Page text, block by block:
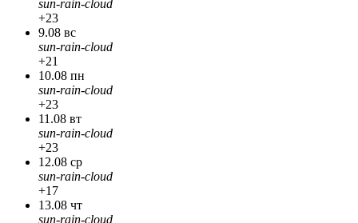
sun-rain-cloud
+23
9.08 вс
sun-rain-cloud
+21
10.08 пн
sun-rain-cloud
+23
11.08 вт
sun-rain-cloud
+23
12.08 ср
sun-rain-cloud
+17
13.08 чт
sun-rain-cloud